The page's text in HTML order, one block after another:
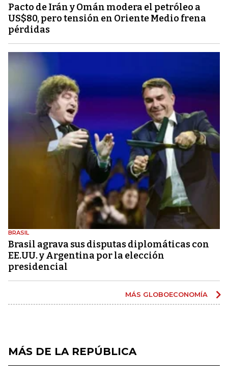
Pacto de Irán y Omán modera el petróleo a
US$80, pero tensión en Oriente Medio frena
pérdidas
BRASIL
Brasil agrava sus disputas diplomáticas con
EE.UU. y Argentina por la elección
presidencial
MÁS GLOBOECONOMÍA
MÁS DE LA REPÚBLICA